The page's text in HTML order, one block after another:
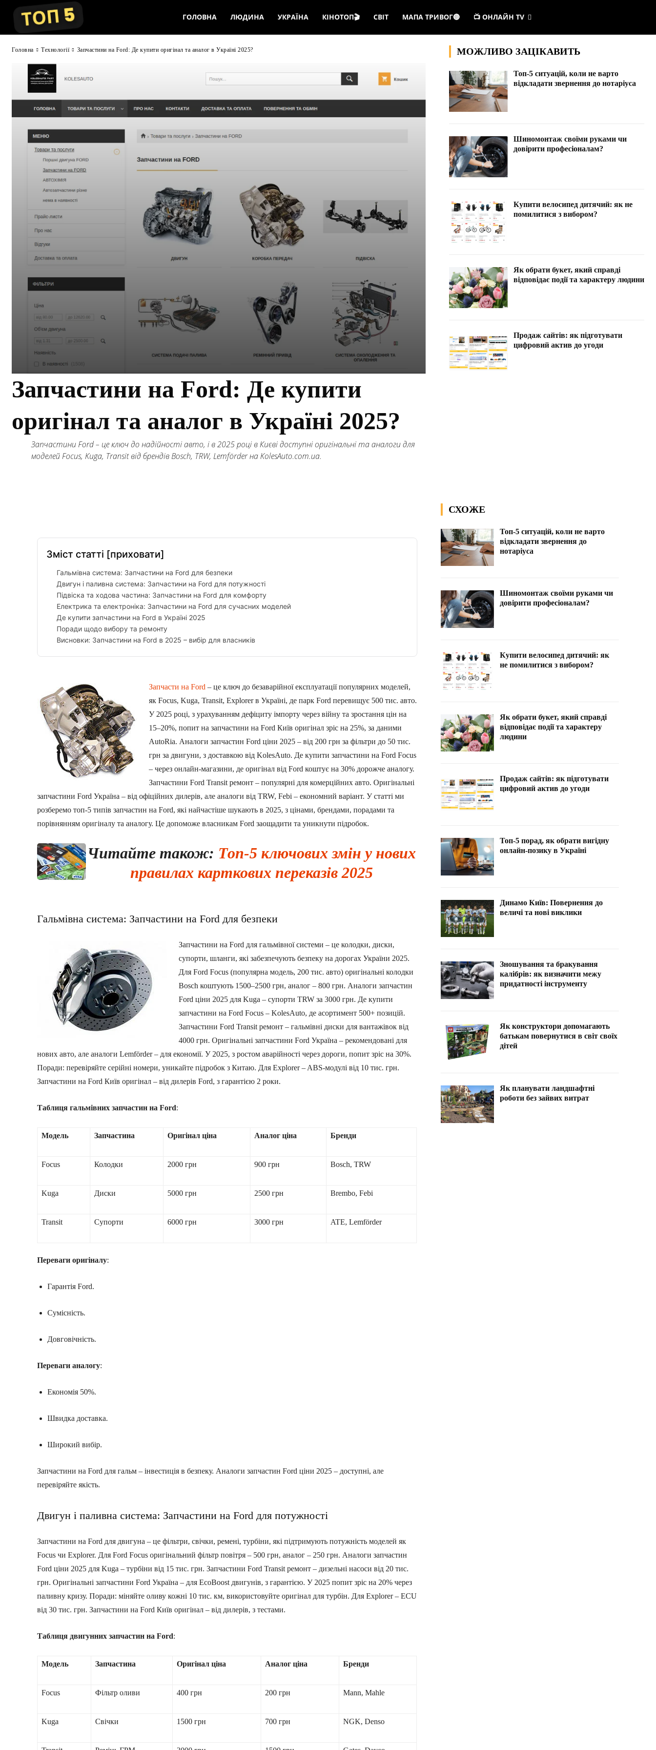
ГОЛОВНА ЛЮДИНА УКРАЇНА КІНОТОП🎬 СВІТ МАПА ТРИВОГ🔴 📺 ОНЛАЙН TV
Головна Технології Запчастини на Ford: Де купити оригінал та аналог в Україні 2025?
Запчастини на Ford: Де купити
оригінал та аналог в Україні 2025?
Запчастини Ford – це ключ до надійності авто, і в 2025 році в Києві доступні оригінальні та аналоги для
моделей Focus, Kuga, Transit від брендів Bosch, TRW, Lemförder на KolesAuto.com.ua.
МОЖЛИВО ЗАЦІКАВИТЬ
Топ-5 ситуацій, коли не варто
відкладати звернення до нотаріуса
Шиномонтаж своїми руками чи
довірити професіоналам?
Купити велосипед дитячий: як не
помилитися з вибором?
Як обрати букет, який справді
відповідає події та характеру людини
Продаж сайтів: як підготувати
цифровий актив до угоди
Зміст статті [приховати]
Гальмівна система: Запчастини на Ford для безпеки
Двигун і паливна система: Запчастини на Ford для потужності
Підвіска та ходова частина: Запчастини на Ford для комфорту
Електрика та електроніка: Запчастини на Ford для сучасних моделей
Де купити запчастини на Ford в Україні 2025
Поради щодо вибору та ремонту
Висновки: Запчастини на Ford в 2025 – вибір для власників
Запчасти на Ford – це ключ до безаварійної експлуатації популярних моделей,
як Focus, Kuga, Transit, Explorer в Україні, де парк Ford перевищує 500 тис. авто.
У 2025 році, з урахуванням дефіциту імпорту через війну та зростання цін на
15–20%, попит на запчастини на Ford Київ оригінал зріс на 25%, за даними
AutoRia. Аналоги запчастин Ford ціни 2025 – від 200 грн за фільтри до 50 тис.
грн за двигуни, з доставкою від KolesAuto. Де купити запчастини на Ford Focus
– через онлайн-магазини, де оригінал від Ford коштує на 30% дорожче аналогу.
Запчастини Ford Transit ремонт – популярні для комерційних авто. Оригінальні
запчастини Ford Україна – від офіційних дилерів, але аналоги від TRW, Febi – економний варіант. У статті ми
розберемо топ-5 типів запчастин на Ford, які найчастіше шукають в 2025, з цінами, брендами, порадами та
порівнянням оригіналу та аналогу. Це допоможе власникам Ford заощадити та уникнути підробок.
Читайте також: Топ-5 ключових змін у нових
правилах карткових переказів 2025
Гальмівна система: Запчастини на Ford для безпеки
Запчастини на Ford для гальмівної системи – це колодки, диски,
супорти, шланги, які забезпечують безпеку на дорогах України 2025.
Для Ford Focus (популярна модель, 200 тис. авто) оригінальні колодки
Bosch коштують 1500–2500 грн, аналог – 800 грн. Аналоги запчастин
Ford ціни 2025 для Kuga – супорти TRW за 3000 грн. Де купити
запчастини на Ford Focus – KolesAuto, де асортимент 500+ позицій.
Запчастини Ford Transit ремонт – гальмівні диски для вантажівок від
4000 грн. Оригінальні запчастини Ford Україна – рекомендовані для
нових авто, але аналоги Lemförder – для економії. У 2025, з ростом аварійності через дороги, попит зріс на 30%.
Поради: перевіряйте серійні номери, уникайте підробок з Китаю. Для Explorer – ABS-модулі від 10 тис. грн.
Запчастини на Ford Київ оригінал – від дилерів Ford, з гарантією 2 роки.
Таблиця гальмівних запчастин на Ford:
Модель Запчастина Оригінал ціна Аналог ціна Бренди
Focus Колодки 2000 грн 900 грн Bosch, TRW
Kuga Диски 5000 грн 2500 грн Brembo, Febi
Transit Супорти 6000 грн 3000 грн ATE, Lemförder
Переваги оригіналу:
Гарантія Ford.
Сумісність.
Довговічність.
Переваги аналогу:
Економія 50%.
Швидка доставка.
Широкий вибір.
Запчастини на Ford для гальм – інвестиція в безпеку. Аналоги запчастин Ford ціни 2025 – доступні, але
перевіряйте якість.
Двигун і паливна система: Запчастини на Ford для потужності
Запчастини на Ford для двигуна – це фільтри, свічки, ремені, турбіни, які підтримують потужність моделей як
Focus чи Explorer. Для Ford Focus оригінальний фільтр повітря – 500 грн, аналог – 250 грн. Аналоги запчастин
Ford ціни 2025 для Kuga – турбіни від 15 тис. грн. Запчастини Ford Transit ремонт – дизельні насоси від 20 тис.
грн. Оригінальні запчастини Ford Україна – для EcoBoost двигунів, з гарантією. У 2025 попит зріс на 20% через
паливну кризу. Поради: міняйте оливу кожні 10 тис. км, використовуйте оригінал для турбін. Для Explorer – ECU
від 30 тис. грн. Запчастини на Ford Київ оригінал – від дилерів, з тестами.
Таблиця двигунних запчастин на Ford:
Модель Запчастина Оригінал ціна Аналог ціна Бренди
Focus Фільтр оливи 400 грн 200 грн Mann, Mahle
Kuga Свічки 1500 грн 700 грн NGK, Denso
СХОЖЕ
Топ-5 ситуацій, коли не варто
відкладати звернення до
нотаріуса
Шиномонтаж своїми руками чи
довірити професіоналам?
Купити велосипед дитячий: як
не помилитися з вибором?
Як обрати букет, який справді
відповідає події та характеру
людини
Продаж сайтів: як підготувати
цифровий актив до угоди
Топ-5 порад, як обрати вигідну
онлайн-позику в Україні
Динамо Київ: Повернення до
величі та нові виклики
Зношування та бракування
калібрів: як визначити межу
придатності інструменту
Як конструктори допомагають
батькам повернутися в світ своїх
дітей
Як планувати ландшафтні
роботи без зайвих витрат